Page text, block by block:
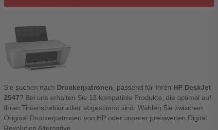
Sie suchen nach Druckerpatronen, passend für Ihren HP DeskJet
2547? Bei uns erhalten Sie 13 kompatible Produkte, die optimal auf
Ihren Tintenstrahldrucker abgestimmt sind. Wählen Sie zwischen
Original Druckerpatronen von HP oder unserer preiswerten Digital
Revolution Alternative.